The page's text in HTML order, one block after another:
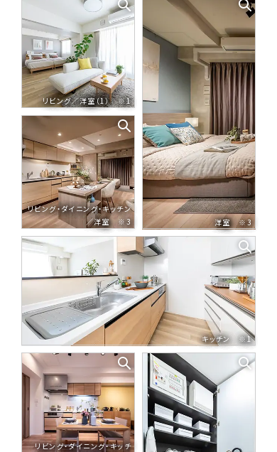
リビング／洋室（1） ※1
リビング・ダイニング・キッチン
／洋室 ※3
洋室 ※3
キッチン ※1
リビング・ダイニング・キッチ